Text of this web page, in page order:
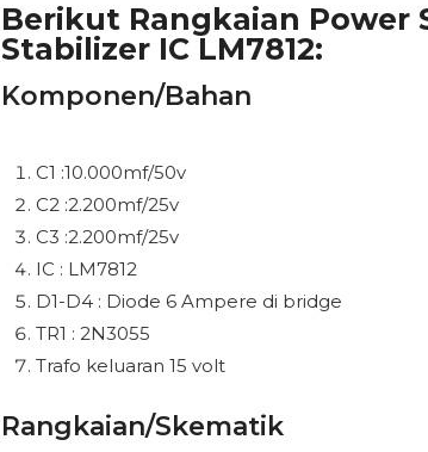
Berikut Rangkaian Power
Stabilizer IC LM7812:
Komponen/Bahan
C1 :10.000mf/50v
C2 :2.200mf/25v
C3 :2.200mf/25v
IC : LM7812
D1-D4 : Diode 6 Ampere di bridge
TR1 : 2N3055
Trafo keluaran 15 volt
Rangkaian/Skematik